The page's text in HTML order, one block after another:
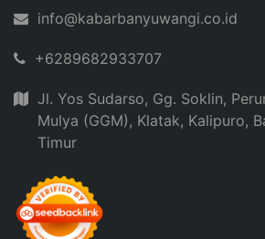
info@kabarbanyuwangi.co.id
+6289682933707
Jl. Yos Sudarso, Gg. Soklin,
Mulya (GGM), Klatak, Kalipuro,
Timur